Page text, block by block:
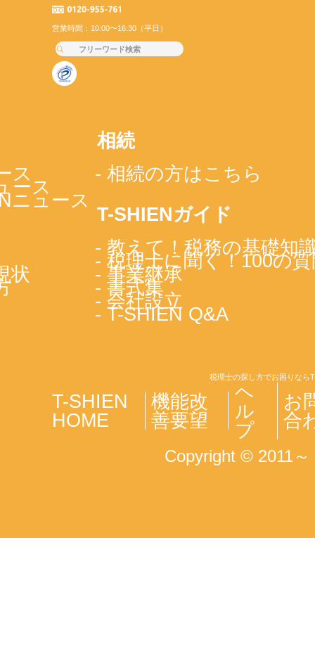
営業時間：10:00〜16:30（平日）
ス
ース
ニュース
状
相続
- 相続の方はこちら
T-SHIENガイド
- 教えて！税務の基礎知
- 税理士に聞く！100の
- 事業継承
- 書式集
- 会社設立
- T-SHIEN Q&A
税理士の探し方でお困りなら
T-SHIEN
HOME
機能改
善要望
ヘ
ル
プ
お
合
Copyright © 2011